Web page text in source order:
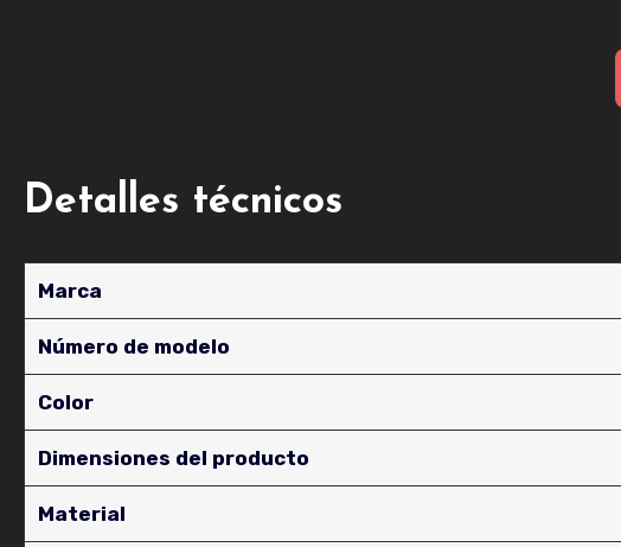
Detalles técnicos
Marca
Número de modelo
Color
Dimensiones del producto
Material